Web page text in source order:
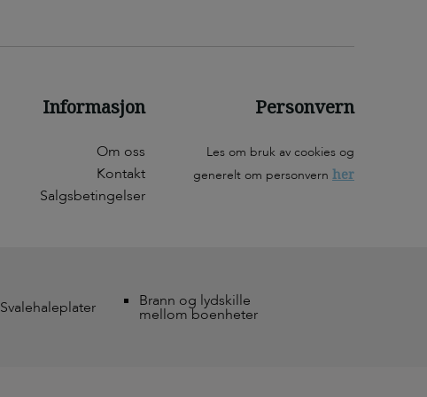
Informasjon
Om oss
Kontakt
Salgsbetingelser
Personvern
Les om bruk av cookies og
generelt om personvern her
Svalehaleplater Brann og lydskille
mellom boenheter